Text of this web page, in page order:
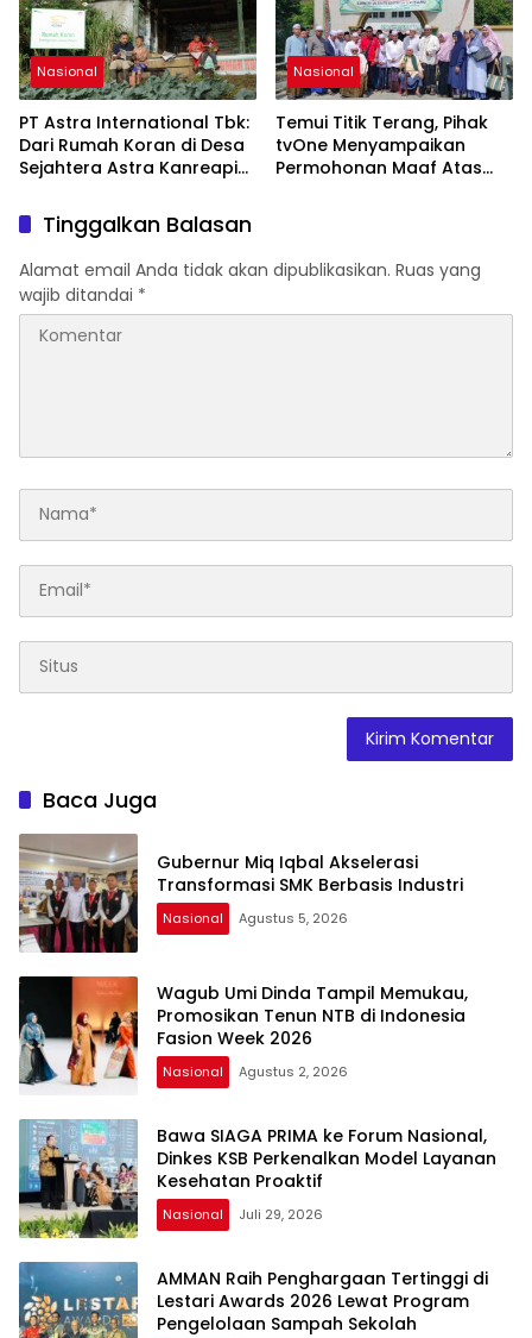
Nasional
PT Astra International Tbk:
Dari Rumah Koran di Desa
Sejahtera Astra Kanreapia
Sulawesi Selatan
Nasional
Temui Titik Terang, Pihak
tvOne Menyampaikan
Permohonan Maaf Atas
Tinggalkan Balasan
Alamat email Anda tidak akan dipublikasikan. Ruas yang
wajib ditandai *
Baca Juga
Gubernur Miq Iqbal Akselerasi
Transformasi SMK Berbasis Industri
Nasional Agustus 5, 2026
Wagub Umi Dinda Tampil Memukau,
Promosikan Tenun NTB di Indonesia
Fasion Week 2026
Nasional Agustus 2, 2026
Bawa SIAGA PRIMA ke Forum Nasional,
Dinkes KSB Perkenalkan Model Layanan
Kesehatan Proaktif
Nasional Juli 29, 2026
AMMAN Raih Penghargaan Tertinggi di
Lestari Awards 2026 Lewat Program
Pengelolaan Sampah Sekolah